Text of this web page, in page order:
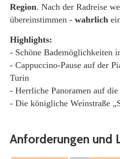
Region. Nach der Radreise
übereinstimmen - wahrlich
Highlights:
- Schöne Bademöglichkeiten
- Cappuccino-Pause auf der
Turin
- Herrliche Panoramen auf die
- Die königliche Weinstraße
Anforderungen und